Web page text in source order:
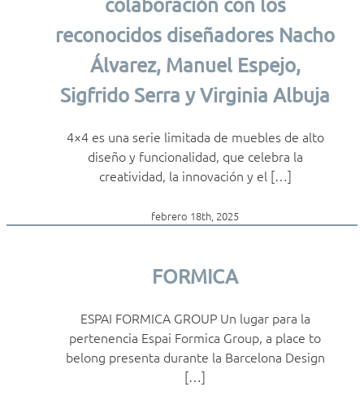
reconocidos diseñadores Nacho
Álvarez, Manuel Espejo,
Sigfrido Serra y Virginia Albuja
4×4 es una serie limitada de muebles de alto
diseño y funcionalidad, que celebra la
creatividad, la innovación y el […]
febrero 18th, 2025
FORMICA
ESPAI FORMICA GROUP Un lugar para la
pertenencia Espai Formica Group, a place to
belong presenta durante la Barcelona Design
[…]